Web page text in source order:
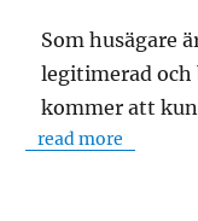
Som husägare
legitimerad
kommer att
read more